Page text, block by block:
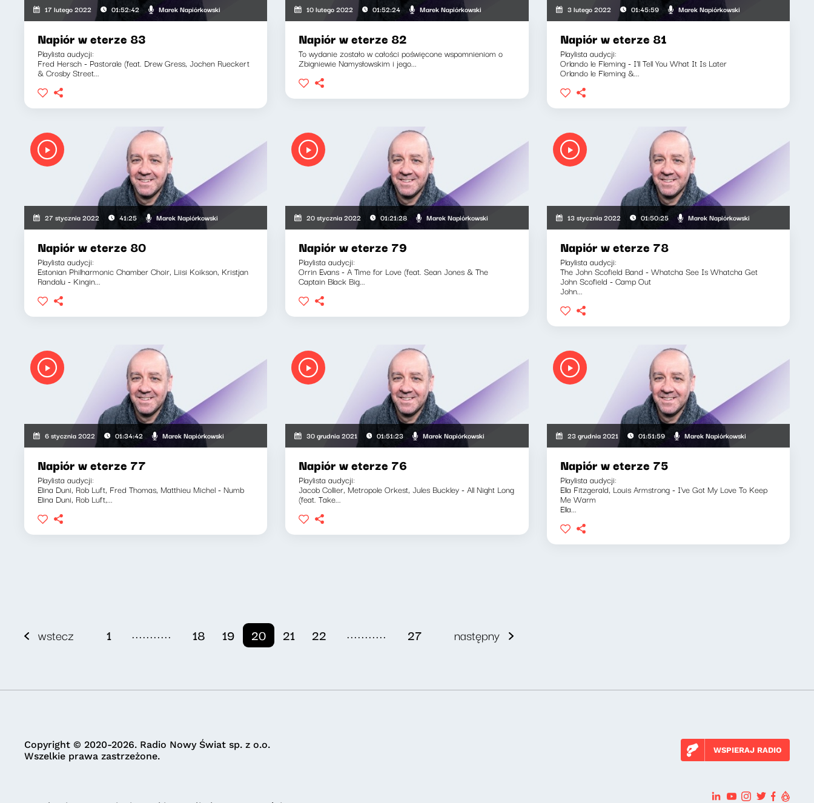
17 lutego 2022 01:52:42 Marek Napiórkowski
Napiór w eterze 83
Playlista audycji:
Fred Hersch - Pastorale (feat. Drew Gress, Jochen Rueckert
& Crosby Street...
10 lutego 2022 01:52:24 Marek Napiórkowski
Napiór w eterze 82
To wydanie zostało w całości poświęcone wspomnieniom o
Zbigniewie Namysłowskim i jego...
3 lutego 2022 01:45:59 Marek Napiórkowski
Napiór w eterze 81
Playlista audycji:
Orlando le Fleming - I'll Tell You What It Is Later
Orlando le Fleming &...
27 stycznia 2022 41:25 Marek Napiórkowski
Napiór w eterze 80
Playlista audycji:
Estonian Philharmonic Chamber Choir, Liisi Koikson, Kristjan
Randalu - Kingin...
20 stycznia 2022 01:21:28 Marek Napiórkowski
Napiór w eterze 79
Playlista audycji:
Orrin Evans - A Time for Love (feat. Sean Jones & The
Captain Black Big...
13 stycznia 2022 01:50:25 Marek Napiórkowski
Napiór w eterze 78
Playlista audycji:
The John Scofield Band - Whatcha See Is Whatcha Get
John Scofield - Camp Out
John...
6 stycznia 2022 01:34:42 Marek Napiórkowski
Napiór w eterze 77
Playlista audycji:
Elina Duni, Rob Luft, Fred Thomas, Matthieu Michel - Numb
Elina Duni, Rob Luft,...
30 grudnia 2021 01:51:23 Marek Napiórkowski
Napiór w eterze 76
Playlista audycji:
Jacob Collier, Metropole Orkest, Jules Buckley - All Night Long
(feat. Take...
23 grudnia 2021 01:51:59 Marek Napiórkowski
Napiór w eterze 75
Playlista audycji:
Ella Fitzgerald, Louis Armstrong - I've Got My Love To Keep
Me Warm
Ella...
wstecz 1 ........... 18 19 20 21 22 ........... 27 następny
Copyright © 2020-2026. Radio Nowy Świat sp. z o.o.
Wszelkie prawa zastrzeżone.
WSPIERAJ RADIO